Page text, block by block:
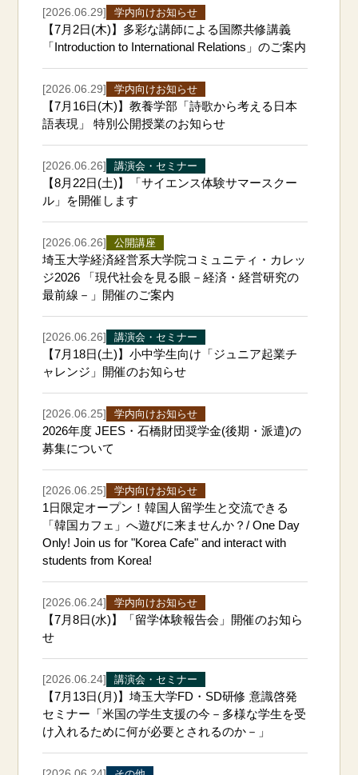
[2026.06.29] 学内向けお知らせ
【7月2日(木)】多彩な講師による国際共修講義
「Introduction to International Relations」のご案内
[2026.06.29] 学内向けお知らせ
【7月16日(木)】教養学部「詩歌から考える日本
語表現」 特別公開授業のお知らせ
[2026.06.26] 講演会・セミナー
【8月22日(土)】「サイエンス体験サマースクー
ル」を開催します
[2026.06.26] 公開講座
埼玉大学経済経営系大学院コミュニティ・カレッ
ジ2026 「現代社会を見る眼－経済・経営研究の
最前線－」開催のご案内
[2026.06.26] 講演会・セミナー
【7月18日(土)】小中学生向け「ジュニア起業チ
ャレンジ」開催のお知らせ
[2026.06.25] 学内向けお知らせ
2026年度 JEES・石橋財団奨学金(後期・派遣)の
募集について
[2026.06.25] 学内向けお知らせ
1日限定オープン！韓国人留学生と交流できる
「韓国カフェ」へ遊びに来ませんか？/ One Day
Only! Join us for "Korea Cafe" and interact with
students from Korea!
[2026.06.24] 学内向けお知らせ
【7月8日(水)】「留学体験報告会」開催のお知ら
せ
[2026.06.24] 講演会・セミナー
【7月13日(月)】埼玉大学FD・SD研修 意識啓発
セミナー「米国の学生支援の今－多様な学生を受
け入れるために何が必要とされるのか－」